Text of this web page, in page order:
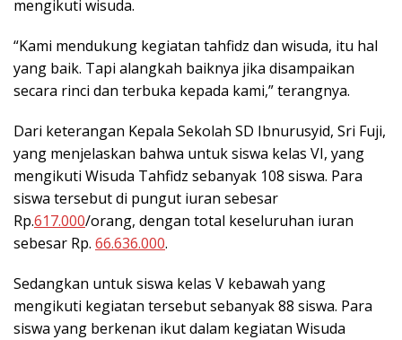
mengikuti wisuda.
“Kami mendukung kegiatan tahfidz dan wisuda, itu hal
yang baik. Tapi alangkah baiknya jika disampaikan
secara rinci dan terbuka kepada kami,” terangnya.
Dari keterangan Kepala Sekolah SD Ibnurusyid, Sri Fuji,
yang menjelaskan bahwa untuk siswa kelas VI, yang
mengikuti Wisuda Tahfidz sebanyak 108 siswa. Para
siswa tersebut di pungut iuran sebesar
Rp.617.000/orang, dengan total keseluruhan iuran
sebesar Rp. 66.636.000.
Sedangkan untuk siswa kelas V kebawah yang
mengikuti kegiatan tersebut sebanyak 88 siswa. Para
siswa yang berkenan ikut dalam kegiatan Wisuda